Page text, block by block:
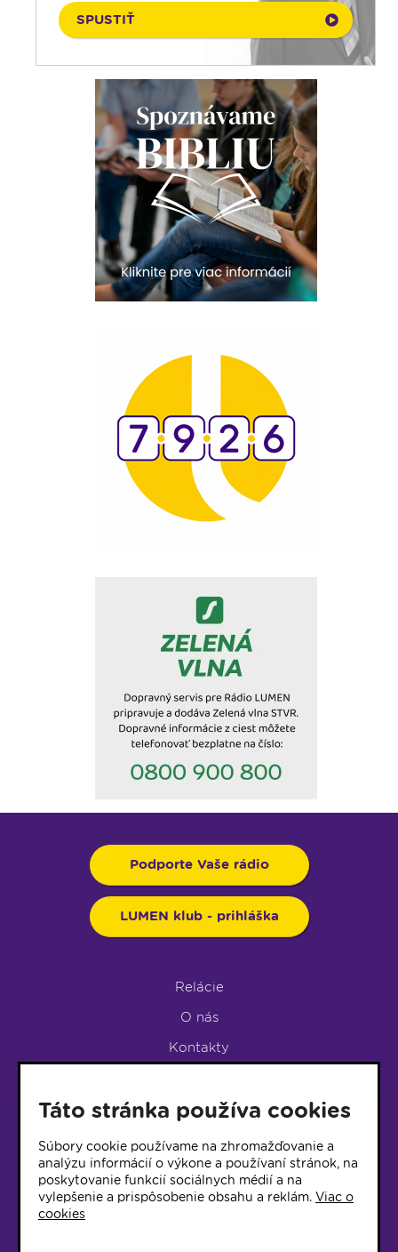
Emauzy - sv. omša 18:00
06. 08. 2026
SPUSTIŤ
Podporte Vaše rádio
LUMEN klub - prihláška
Relácie
O nás
Kontakty
LUMEN KLUB
LUMEN KLUB PRIHLÁŠKA
© 2017 Rádio Lumen, Všetky práva vyhradené
Táto stránka používa cookies
Súbory cookie používame na zhromažďovanie a
analýzu informácií o výkone a používaní stránok, na
poskytovanie funkcií sociálnych médií a na
vylepšenie a prispôsobenie obsahu a reklám. Viac o
cookies